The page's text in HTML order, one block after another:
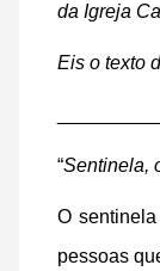
da Igreja
Eis o texto
“Sentinela,
O
pessoas